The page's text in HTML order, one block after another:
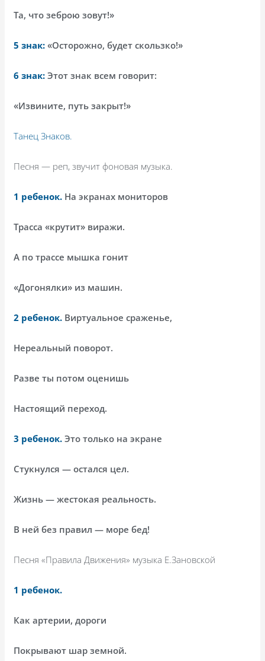
Та, что зеброю зовут!»
5 знак:«Осторожно, будет скользко!»
6 знак: Этот знак всем говорит:
«Извините, путь закрыт!»
Танец Знаков.
Песня — реп, звучит фоновая музыка.
1 ребенок. На экранах мониторов
Трасса «крутит» виражи.
А по трассе мышка гонит
«Догонялки» из машин.
2 ребенок. Виртуальное сраженье,
Нереальный поворот.
Разве ты потом оценишь
Настоящий переход.
3 ребенок. Это только на экране
Стукнулся — остался цел.
Жизнь — жестокая реальность.
В ней без правил — море бед!
Песня «Правила Движения» музыка Е.Зановской
1 ребенок.
Как артерии, дороги
Покрывают шар земной.